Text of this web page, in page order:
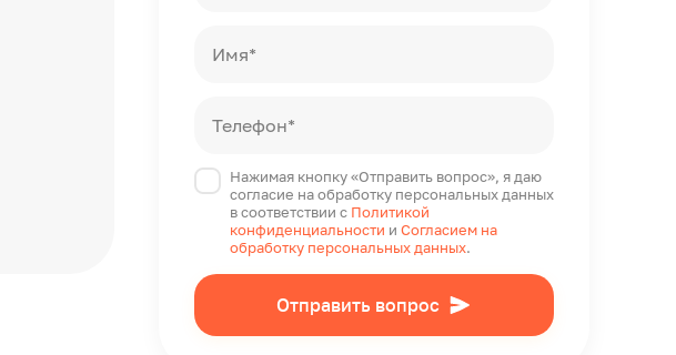
Имя*
Телефон*
Нажимая кнопку «Отправить вопрос», я даю
согласие на обработку персональных данных
в соответствии с Политикой
конфиденциальности и Согласием на
обработку персональных данных.
Отправить вопрос